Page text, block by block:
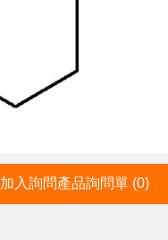
加入詢問產品詢問單 (0)